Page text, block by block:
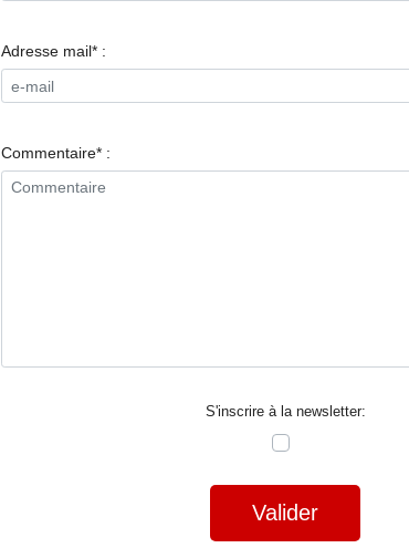
Adresse mail* :
Commentaire* :
S'inscrire à la newsletter:
Valider